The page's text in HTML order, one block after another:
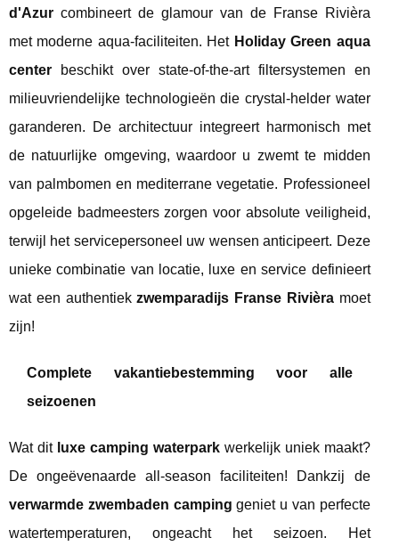
d'Azur combineert de glamour van de Franse Rivièra
met moderne aqua-faciliteiten. Het Holiday Green aqua
center beschikt over state-of-the-art filtersystemen en
milieuvriendelijke technologieën die crystal-helder water
garanderen. De architectuur integreert harmonisch met
de natuurlijke omgeving, waardoor u zwemt te midden
van palmbomen en mediterrane vegetatie. Professioneel
opgeleide badmeesters zorgen voor absolute veiligheid,
terwijl het servicepersoneel uw wensen anticipeert. Deze
unieke combinatie van locatie, luxe en service definieert
wat een authentiekzwemparadijs Franse Rivièramoet
zijn!
Complete vakantiebestemming voor alle
seizoenen
Wat dit luxe camping waterparkwerkelijk uniek maakt?
De ongeëvenaarde all-season faciliteiten! Dankzij de
verwarmde zwembaden camping geniet u van perfecte
watertemperaturen, ongeacht het seizoen. Het